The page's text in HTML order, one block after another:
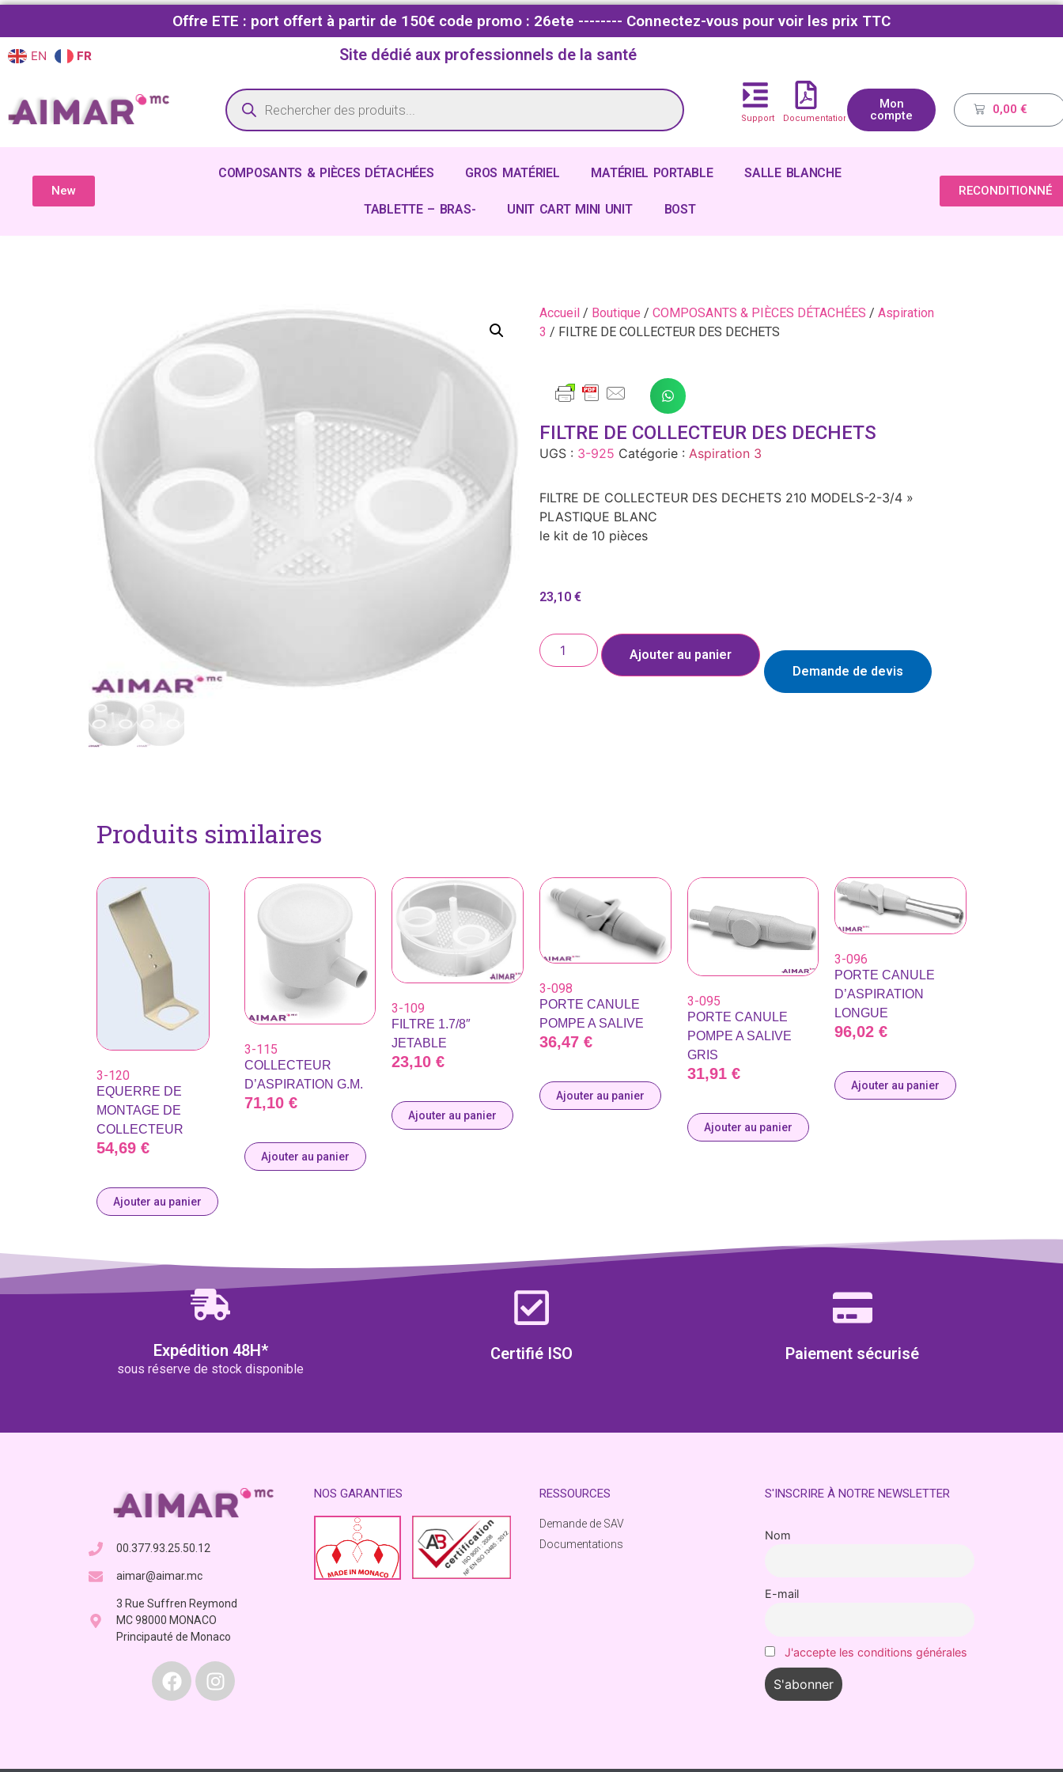
Offre ETE : port offert à partir de 150€ code promo : 26ete -------- Connectez-vous pour voir les prix TTC
EN FR Site dédié aux professionnels de la santé
Support Documentations
Mon
compte
0,00 €
New
COMPOSANTS & PIÈCES DÉTACHÉES GROS MATÉRIEL MATÉRIEL PORTABLE SALLE BLANCHE
TABLETTE – BRAS- UNIT CART MINI UNIT BOST
RECONDITIONNÉ
Accueil / Boutique / COMPOSANTS & PIÈCES DÉTACHÉES / Aspiration
3 / FILTRE DE COLLECTEUR DES DECHETS
FILTRE DE COLLECTEUR DES DECHETS
UGS : 3-925 Catégorie : Aspiration 3
FILTRE DE COLLECTEUR DES DECHETS 210 MODELS-2-3/4 »
PLASTIQUE BLANC
le kit de 10 pièces
23,10 €
Ajouter au panier
Demande de devis
Produits similaires
3-120
EQUERRE DE
MONTAGE DE
COLLECTEUR
54,69 €
Ajouter au panier
3-115
COLLECTEUR
D’ASPIRATION G.M.
71,10 €
Ajouter au panier
3-109
FILTRE 1.7/8″
JETABLE
23,10€
Ajouter au panier
3-098
PORTE CANULE
POMPE A SALIVE
36,47 €
Ajouter au panier
3-095
PORTE CANULE
POMPE A SALIVE
GRIS
31,91 €
Ajouter au panier
3-096
PORTE CANULE
D’ASPIRATION
LONGUE
96,02€
Ajouter au panier
Expédition 48H*
sous réserve de stock disponible
Certifié ISO Paiement sécurisé
00.377.93.25.50.12
aimar@aimar.mc
3 Rue Suffren Reymond
MC 98000 MONACO
Principauté de Monaco
NOS GARANTIES RESSOURCES
Demande de SAV
Documentations
S'INSCRIRE À NOTRE NEWSLETTER
Nom
E-mail
J'accepte les conditions générales